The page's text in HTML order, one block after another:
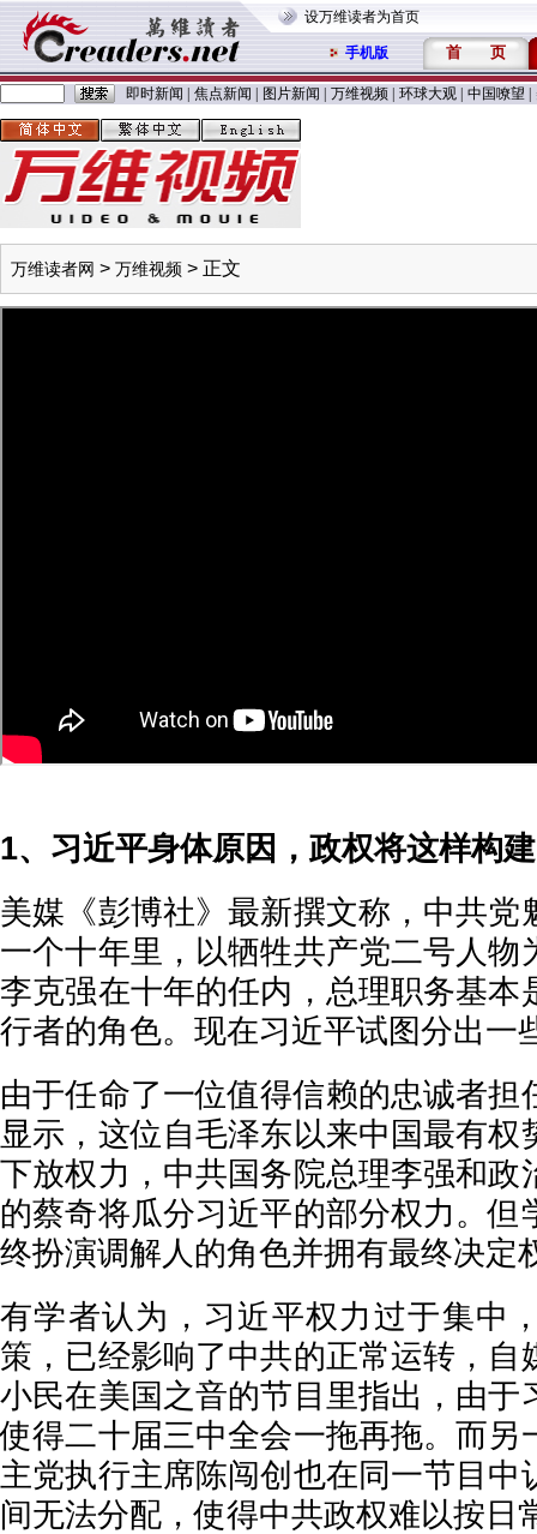
设万维读者为首页
手机版 首 页
即时新闻 焦点新闻 图片新闻 万维视频 环球大观 中国嘹望
万维读者网 > 万维视频 > 正文
1、习近平身体原因，政权将这样构建
美媒《彭博社》最新撰文称，中共党
一个十年里，以牺牲共产党二号人物
李克强在十年的任内，总理职务基本
行者的角色。现在习近平试图分出一
由于任命了一位值得信赖的忠诚者担
显示，这位自毛泽东以来中国最有权
下放权力，中共国务院总理李强和政
的蔡奇将瓜分习近平的部分权力。但
终扮演调解人的角色并拥有最终决定
有学者认为，习近平权力过于集中
策，已经影响了中共的正常运转，自
小民在美国之音的节目里指出，由于
使得二十届三中全会一拖再拖。而另
主党执行主席陈闯创也在同一节目中
间无法分配，使得中共政权难以按日